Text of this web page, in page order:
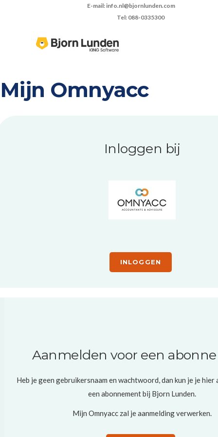
E-mail: info.nl@bjornlunden.com
Tel: 088-0335300
Mijn Omnyacc
Inloggen bij
INLOGGEN
Aanmelden voor een
Heb je geen gebruikersnaam en wachtwoord, dan kun je je hier
een abonnement bij Bjorn Lunden.
Mijn Omnyacczal je aanmelding verwerken.